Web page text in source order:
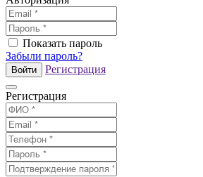
Показать пароль
Забыли пароль?
Войти Регистрация
Регистрация